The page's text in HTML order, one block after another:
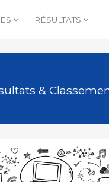
RÉSULTATS
&